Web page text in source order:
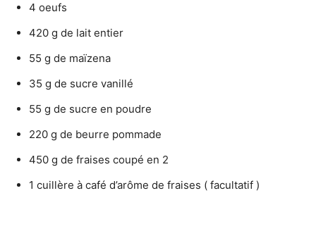
4 oeufs
420 g de lait entier
55 g de maïzena
35 g de sucre vanillé
55 g de sucre en poudre
220 g de beurre pommade
450 g de fraises coupé en 2
1 cuillère à café d’arôme de fraises ( facultatif )